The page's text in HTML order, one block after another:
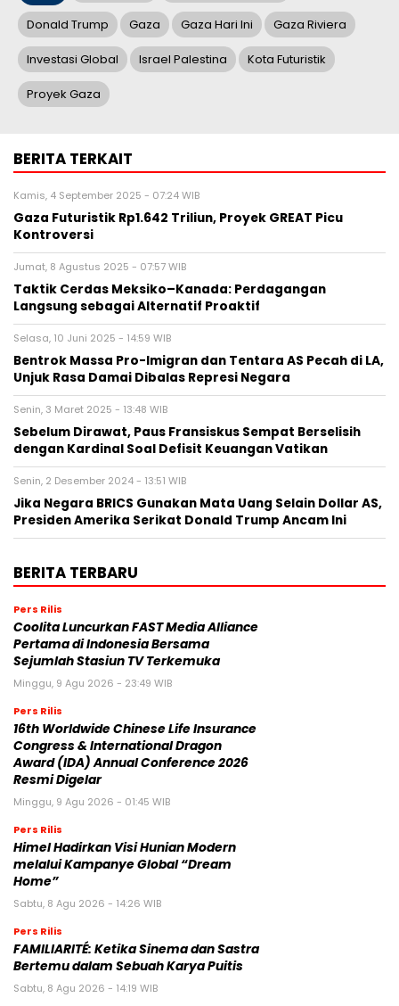
Donald Trump Gaza Gaza Hari Ini Gaza Riviera
Investasi Global Israel Palestina Kota Futuristik
Proyek Gaza
BERITA TERKAIT
Kamis, 4 September 2025 - 07:24 WIB
Gaza Futuristik Rp1.642 Triliun, Proyek GREAT Picu
Kontroversi
Jumat, 8 Agustus 2025 - 07:57 WIB
Taktik Cerdas Meksiko–Kanada: Perdagangan
Langsung sebagai Alternatif Proaktif
Selasa, 10 Juni 2025 - 14:59 WIB
Bentrok Massa Pro-Imigran dan Tentara AS Pecah di LA,
Unjuk Rasa Damai Dibalas Represi Negara
Senin, 3 Maret 2025 - 13:48 WIB
Sebelum Dirawat, Paus Fransiskus Sempat Berselisih
dengan Kardinal Soal Defisit Keuangan Vatikan
Senin, 2 Desember 2024 - 13:51 WIB
Jika Negara BRICS Gunakan Mata Uang Selain Dollar AS,
Presiden Amerika Serikat Donald Trump Ancam Ini
BERITA TERBARU
Pers Rilis
Coolita Luncurkan FAST Media Alliance
Pertama di Indonesia Bersama
Sejumlah Stasiun TV Terkemuka
Minggu, 9 Agu 2026 - 23:49 WIB
Pers Rilis
16th Worldwide Chinese Life Insurance
Congress & International Dragon
Award (IDA) Annual Conference 2026
Resmi Digelar
Minggu, 9 Agu 2026 - 01:45 WIB
Pers Rilis
Himel Hadirkan Visi Hunian Modern
melalui Kampanye Global “Dream
Home”
Sabtu, 8 Agu 2026 - 14:26 WIB
Pers Rilis
FAMILIARITÉ: Ketika Sinema dan Sastra
Bertemu dalam Sebuah Karya Puitis
Sabtu, 8 Agu 2026 - 14:19 WIB